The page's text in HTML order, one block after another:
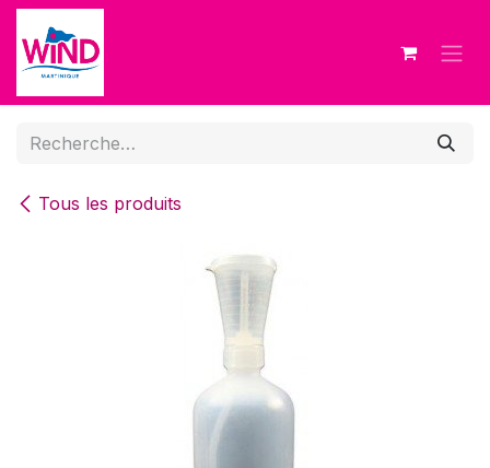
Se rendre au contenu
Tous les produits